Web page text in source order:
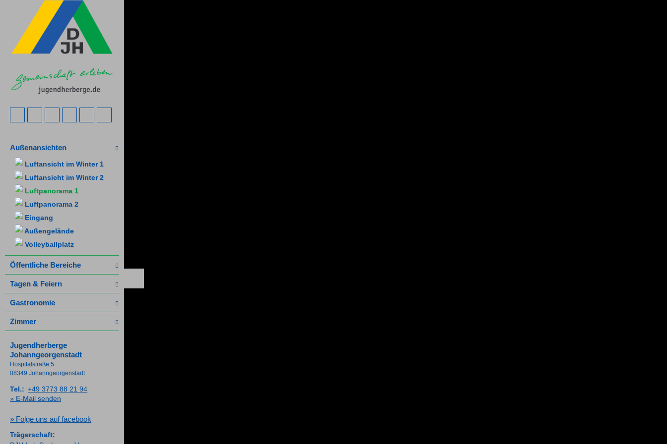
Außenansichten
Luftansicht im Winter 1
Luftansicht im Winter 2
Luftpanorama 1
Luftpanorama 2
Eingang
Außengelände
Volleyballplatz
Öffentliche Bereiche
Tagen & Feiern
Gastronomie
Zimmer
Jugendherberge
Johanngeorgenstadt
Hospitalstraße 5
08349 Johanngeorgenstadt
Tel.: +49 3773 88 21 94
» E-Mail senden
» Folge uns auf facebook
Trägerschaft: